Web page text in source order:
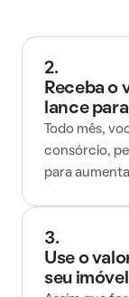
2.
Receba o
lance
Todo mês,
consórcio,
para
3.
Use o
seu imóvel